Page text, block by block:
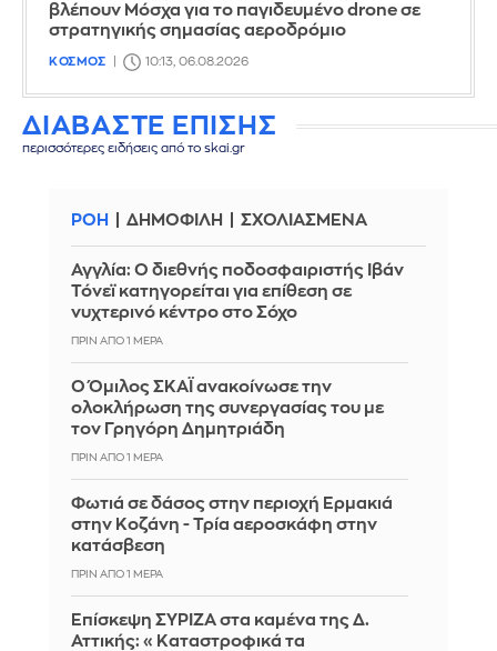
βλέπουν Μόσχα για το παγιδευμένο drone σε
στρατηγικής σημασίας αεροδρόμιο
ΚΟΣΜΟΣ 10:13, 06.08.2026
ΔΙΑΒΑΣΤΕ ΕΠΙΣΗΣ
περισσότερες ειδήσεις από το skai.gr
ΡΟΗ ΔΗΜΟΦΙΛΗ ΣΧΟΛΙΑΣΜΕΝΑ
Αγγλία: Ο διεθνής ποδοσφαιριστής Ιβάν
Τόνεϊ κατηγορείται για επίθεση σε
νυχτερινό κέντρο στο Σόχο
ΠΡΙΝ ΑΠΌ 1 ΜΈΡΑ
Ο Όμιλος ΣΚΑΪ ανακοίνωσε την
ολοκλήρωση της συνεργασίας του με
τον Γρηγόρη Δημητριάδη
ΠΡΙΝ ΑΠΌ 1 ΜΈΡΑ
Φωτιά σε δάσος στην περιοχή Ερμακιά
στην Κοζάνη - Τρία αεροσκάφη στην
κατάσβεση
ΠΡΙΝ ΑΠΌ 1 ΜΈΡΑ
Επίσκεψη ΣΥΡΙΖΑ στα καμένα της Δ.
Αττικής: «Καταστροφικά τα